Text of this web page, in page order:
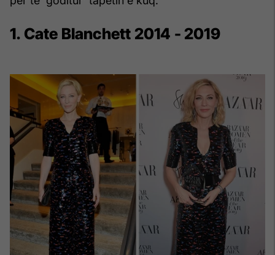
1. Cate Blanchett 2014 - 2019